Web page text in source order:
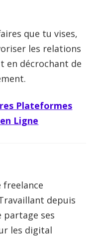
que tu vises,
les relations
en décrochant de
Plateformes
Ligne
freelance
depuis
partage ses
les digital